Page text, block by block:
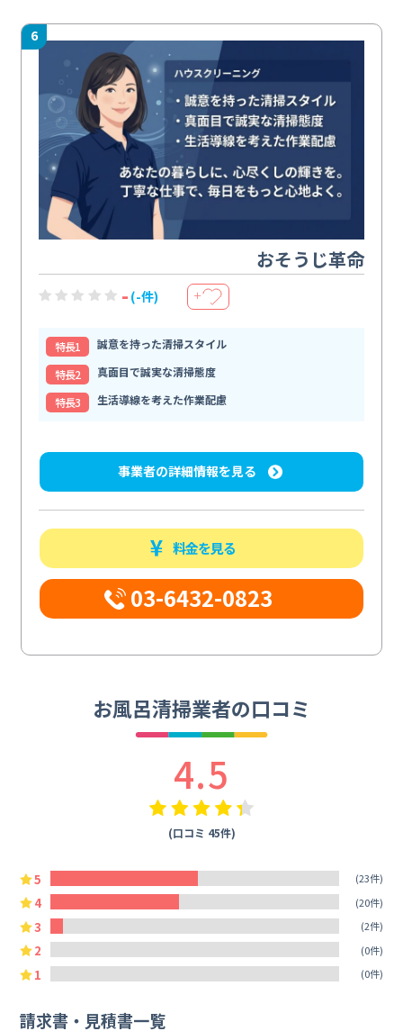
6
おそうじ革命
- (-件) ＋
特⻑1
誠意を持った清掃スタイル
特⻑2
真面目で誠実な清掃態度
特⻑3
生活導線を考えた作業配慮
事業者の詳細情報を見る
料金を見る
03-6432-0823
お風呂清掃業者の口コミ
4.5
(口コミ 45件)
5 (23件)
4 (20件)
3 (2件)
2 (0件)
1 (0件)
請求書・見積書一覧